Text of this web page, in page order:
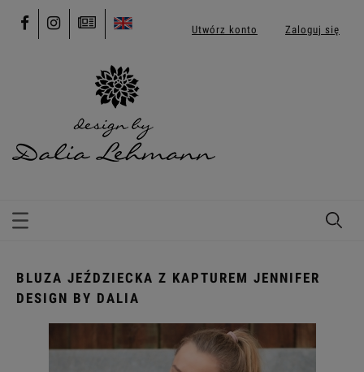
Utwórz konto Zaloguj się
BLUZA JEŹDZIECKA Z KAPTUREM JENNIFER
DESIGN BY DALIA